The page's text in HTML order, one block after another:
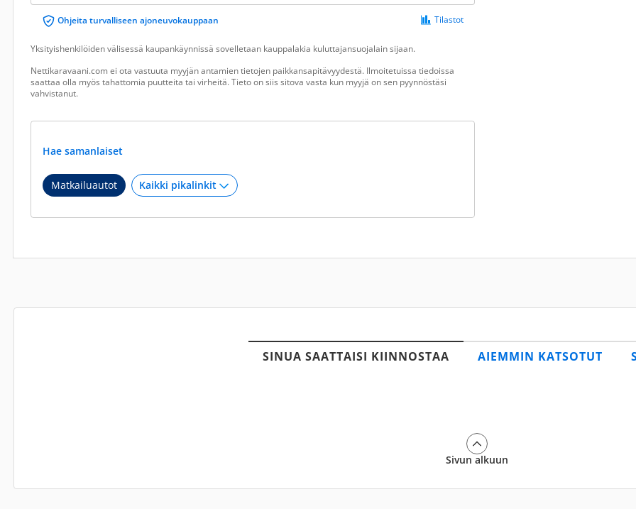
Ohjeita turvalliseen ajoneuvokauppaan Tilastot
Yksityishenkilöiden välisessä kaupankäynnissä sovelletaan kauppalakia kuluttajansuojalain sijaan.
Nettikaravaani.com ei ota vastuuta myyjän antamien tietojen paikkansapitävyydestä. Ilmoitetuissa tiedoissa
saattaa olla myös tahattomia puutteita tai virheitä. Tieto on siis sitova vasta kun myyjä on sen pyynnöstäsi
vahvistanut.
Hae samanlaiset
Matkailuautot
SINUA SAATTAISI KIINNOSTAA AIEMMIN KATSOTUT
Sivun alkuun